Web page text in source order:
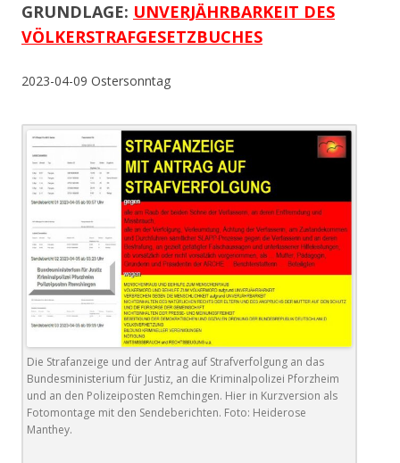
GRUNDLAGE: UNVERJÄHRBARKEIT DES
VÖLKERSTRAFGESETZBUCHES
2023-04-09 Ostersonntag
Die Strafanzeige und der Antrag auf Strafverfolgung an das
Bundesministerium für Justiz, an die Kriminalpolizei Pforzheim
und an den Polizeiposten Remchingen. Hier in Kurzversion als
Fotomontage mit den Sendeberichten. Foto: Heiderose
Manthey.